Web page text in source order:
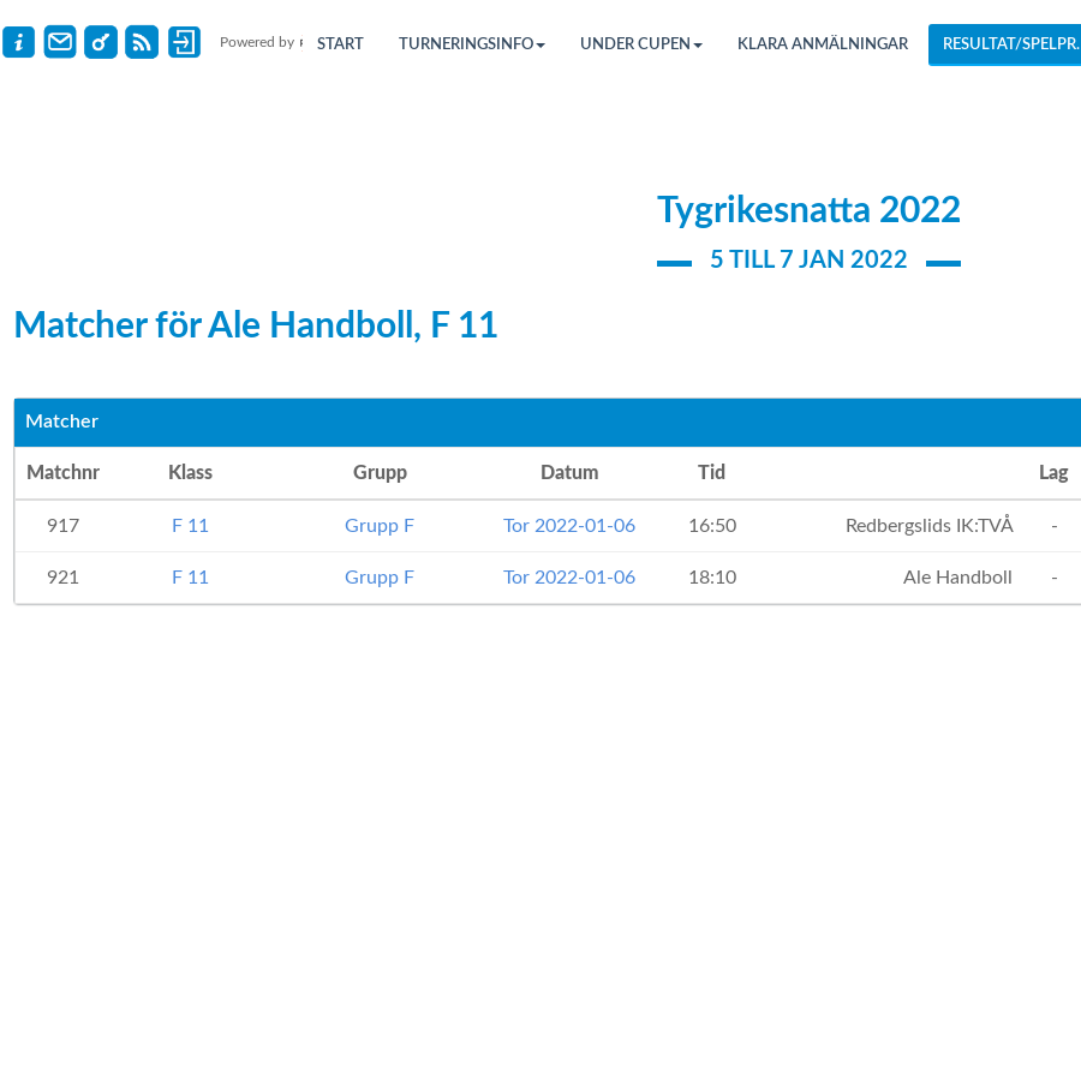
Powered by START TURNERINGSINFO UNDER CUPEN KLARA ANMÄLNINGAR RESULTAT/SPELPR.
Tygrikesnatta 2022
5 TILL 7 JAN 2022
Matcher för Ale Handboll, F 11
Matcher
Matchnr Klass Grupp Datum Tid Lag
917 F 11 Grupp F Tor 2022-01-06 16:50 Redbergslids IK:TVÅ -
921 F 11 Grupp F Tor 2022-01-06 18:10 Ale Handboll -